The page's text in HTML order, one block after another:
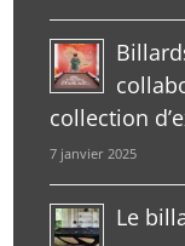
collection
7 janvier 2025
Le